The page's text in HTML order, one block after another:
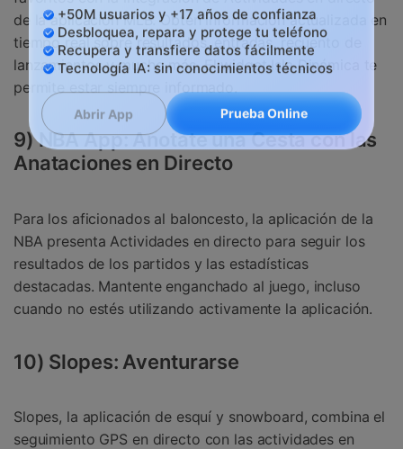
de la aplicación MLB. Obtén información actualizada en
tiempo real sobre resultados, entradas, recuento de
lanzamientos y mucho más. El widget Isla Dinámica te
permite estar siempre informado.
9) NBA App: Anotate una Cesta con las
Anataciones en Directo
Para los aficionados al baloncesto, la aplicación de la
NBA presenta Actividades en directo para seguir los
resultados de los partidos y las estadísticas
destacadas. Mantente enganchado al juego, incluso
cuando no estés utilizando activamente la aplicación.
10) Slopes: Aventurarse
Slopes, la aplicación de esquí y snowboard, combina el
seguimiento GPS en directo con las actividades en
+50M usuarios y +17 años de confianza
Desbloquea, repara y protege tu teléfono
Recupera y transfiere datos fácilmente
Abrir App